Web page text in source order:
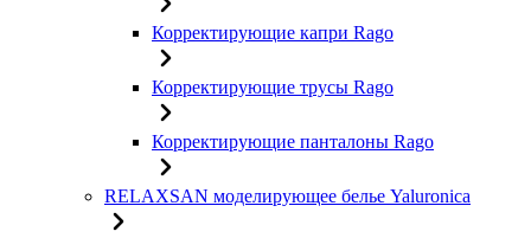
Корректирующие капри Rago
Корректирующие трусы Rago
Корректирующие панталоны Rago
RELAXSAN моделирующее белье Yaluroniсa